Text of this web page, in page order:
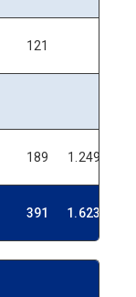
121
189 1.249
391 1.623